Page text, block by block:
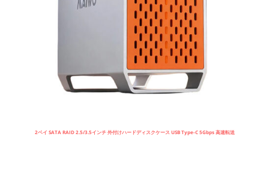
2ベイ SATA RAID 2.5/3.5インチ 外付けハードディスクケース USB Type-C 5Gbps 高速転送